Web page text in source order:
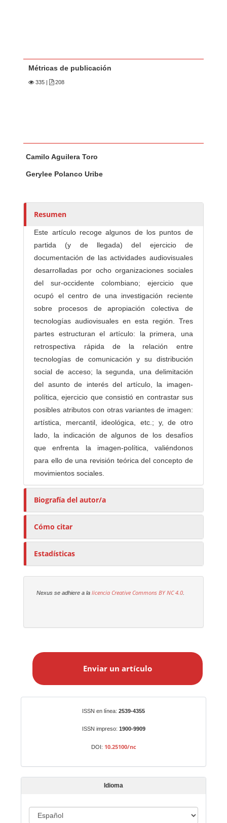
Métricas de publicación
335 208
u
t
Camilo Aguilera Toro
Gerylee Polanco Uribe
Resumen
Este artículo recoge algunos de los puntos de
partida (y de llegada) del ejercicio de
documentación de las actividades audiovisuales
desarrolladas por ocho organizaciones sociales
del sur-occidente colombiano; ejercicio que
ocupó el centro de una investigación reciente
sobre procesos de apropiación colectiva de
tecnologías audiovisuales en esta región. Tres
partes estructuran el artículo: la primera, una
retrospectiva rápida de la relación entre
tecnologías de comunicación y su distribución
social de acceso; la segunda, una delimitación
del asunto de interés del artículo, la imagen-
política, ejercicio que consistió en contrastar sus
posibles atributos con otras variantes de imagen:
artística, mercantil, ideológica, etc.; y, de otro
lado, la indicación de algunos de los desafíos
que enfrenta la imagen-política, valiéndonos
para ello de una revisión teórica del concepto de
movimientos sociales.
Biografía del autor/a
Cómo citar
Estadísticas
Nexus se adhiere a lalicencia Creative CommonsBY NC 4.0.
a
t
í
Enviar un artículo
ISSN en línea: 2539-4355
ISSN impreso: 1900-9909
DOI: 10.25100/nc
Idioma